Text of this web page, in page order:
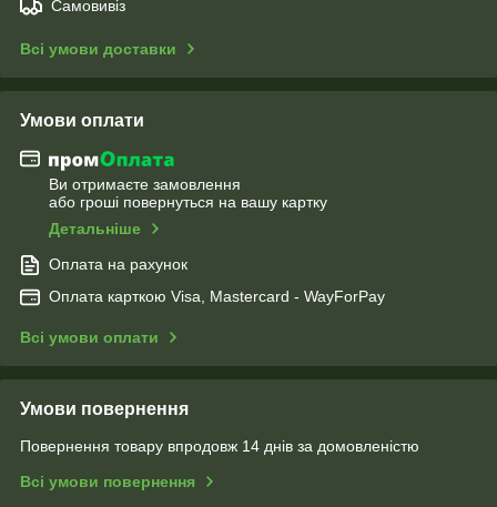
Самовивіз
Всі умови доставки
Умови оплати
Ви отримаєте замовлення
або гроші повернуться на вашу картку
Детальніше
Оплата на рахунок
Оплата карткою Visa, Mastercard - WayForPay
Всі умови оплати
Умови повернення
Повернення товару впродовж 14 днів за домовленістю
Всі умови повернення